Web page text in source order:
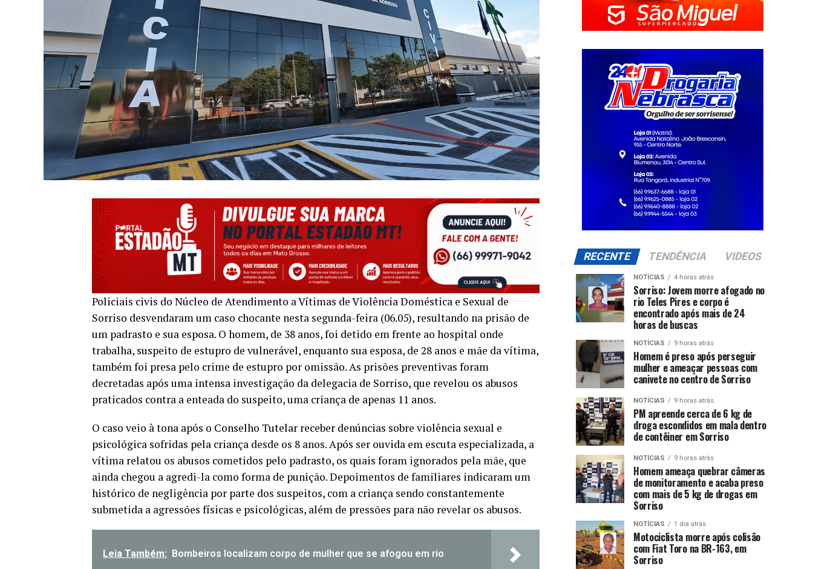
Policiais civis do Núcleo de Atendimento a Vítimas de Violência Doméstica e Sexual de
Sorriso desvendaram um caso chocante nesta segunda-feira (06.05), resultando na prisão de
um padrasto e sua esposa. O homem, de 38 anos, foi detido em frente ao hospital onde
trabalha, suspeito de estupro de vulnerável, enquanto sua esposa, de 28 anos e mãe da vítima,
também foi presa pelo crime de estupro por omissão. As prisões preventivas foram
decretadas após uma intensa investigação da delegacia de Sorriso, que revelou os abusos
praticados contra a enteada do suspeito, uma criança de apenas 11 anos.
O caso veio à tona após o Conselho Tutelar receber denúncias sobre violência sexual e
psicológica sofridas pela criança desde os 8 anos. Após ser ouvida em escuta especializada, a
vítima relatou os abusos cometidos pelo padrasto, os quais foram ignorados pela mãe, que
ainda chegou a agredi-la como forma de punição. Depoimentos de familiares indicaram um
histórico de negligência por parte dos suspeitos, com a criança sendo constantemente
submetida a agressões físicas e psicológicas, além de pressões para não revelar os abusos.
Leia Também: Bombeiros localizam corpo de mulher que se afogou em rio
RECENTE TENDÊNCIA VIDEOS
NOTÍCIAS 4 horas atrás
Sorriso: Jovem morre afogado no
rio Teles Pires e corpo é
encontrado após mais de 24
horas de buscas
NOTÍCIAS 9 horas atrás
Homem é preso após perseguir
mulher e ameaçar pessoas com
canivete no centro de Sorriso
NOTÍCIAS 9 horas atrás
PM apreende cerca de 6 kg de
droga escondidos em mala dentro
de contêiner em Sorriso
NOTÍCIAS 9 horas atrás
Homem ameaça quebrar câmeras
de monitoramento e acaba preso
com mais de 5 kg de drogas em
Sorriso
NOTÍCIAS 1 dia atrás
Motociclista morre após colisão
com Fiat Toro na BR-163, em
Sorriso